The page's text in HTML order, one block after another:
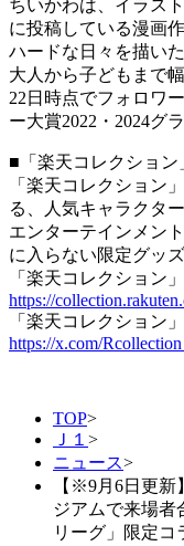
ちいかわは、イラス
に投稿している漫画
ハードな日々を描い
大人から子どもまで
22日時点でフォロワ
ー大賞2022・2024グ
■「楽天コレクション
「楽天コレクション
る、人気キャラクタ
エンターテインメン
に入らない限定グッ
「楽天コレクション
https://
「楽天コレクション
https://x.com/
TOP>
Ｊ１ >
ニュース>
【※9月6日更新
ジアムで来場者
リーグ」限定コ